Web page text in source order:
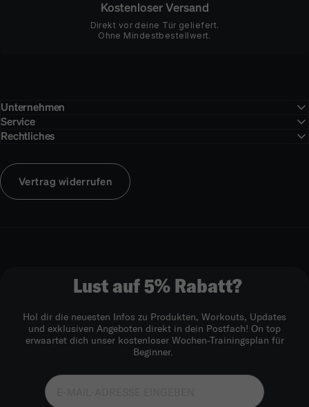
Kostenloser Versand
Direkt vor deine Tür geliefert.
Ohne Mindestbestellwert.
Unternehmen
Service
Rechtliches
Vertrag widerrufen
Lust auf 5% Rabatt?
Hol dir die neuesten Infos zu Produkten, Workouts, Updates
und exklusiven Angeboten direkt in dein Postfach! On top
erwaartet dich unser kostenloser Wochen-Trainingsplan für
Beginner.